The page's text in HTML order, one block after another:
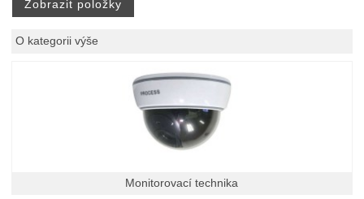
O kategorii výše
Monitorovací technika